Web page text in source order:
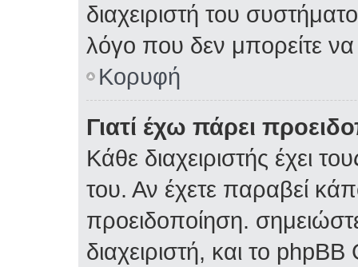
διαχειριστή του
λόγο που δεν μπορείτε
Κορυφή
Γιατί έχω πάρει
Κάθε διαχειριστής έχει
του. Αν έχετε παραβεί
προειδοποίηση.
διαχειριστή, και το